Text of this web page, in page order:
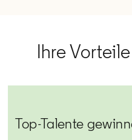
Ihre
Top-Talente